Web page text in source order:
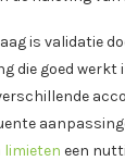
is validatie
die goed
limieten een